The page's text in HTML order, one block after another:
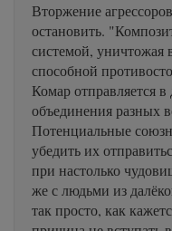
Вторжение
остановить.
системой, уничтожая
способной
Комар отправляется
объединения разных
Потенциальные
убедить их
при настолько
же с людьми из
так просто, как